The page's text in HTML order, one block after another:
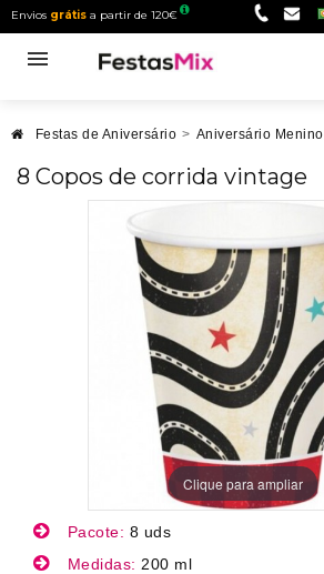
Envios grátis a partir de 120€
Festas de Aniversário > Aniversário Menino
8 Copos de corrida vintage
Clique para ampliar
Pacote: 8 uds
Medidas: 200 ml